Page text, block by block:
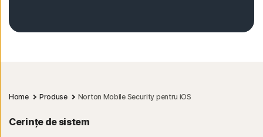
Home Produse Norton Mobile Security pentru iOS
Cerințe de sistem